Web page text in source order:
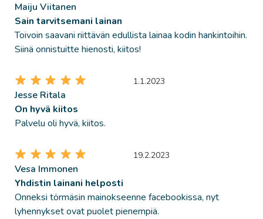
Maiju Viitanen
Sain tarvitsemani lainan
Toivoin saavani riittävän edullista lainaa kodin hankintoihin.
Siinä onnistuitte hienosti, kiitos!
1.1.2023
Jesse Ritala
On hyvä kiitos
Palvelu oli hyvä, kiitos.
19.2.2023
Vesa Immonen
Yhdistin lainani helposti
Onneksi törmäsin mainokseenne facebookissa, nyt
lyhennykset ovat puolet pienempiä.